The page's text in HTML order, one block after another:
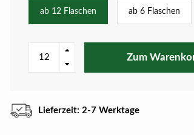
ab 12 Flaschen ab 6 Flaschen
Zum
Lieferzeit: 2-7 Werktage